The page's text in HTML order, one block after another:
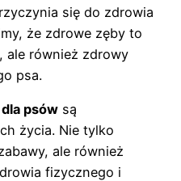
się do zdrowia
że zdrowe zęby to
ale również zdrowy
psa.
psów są
życia. Nie tylko
ale również
fizycznego i